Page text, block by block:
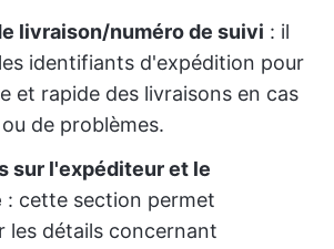
livraison/numéro de suivi : il
identifiants d'expédition pour
et rapide des livraisons en cas
de problèmes.
sur l'expéditeur et le
: cette section permet
les détails concernant